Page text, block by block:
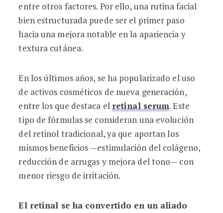
entre otros factores. Por ello, una rutina facial
bien estructurada puede ser el primer paso
hacia una mejora notable en la apariencia y
textura cutánea.
En los últimos años, se ha popularizado el uso
de activos cosméticos de nueva generación,
entre los que destaca el retinal serum. Este
tipo de fórmulas se consideran una evolución
del retinol tradicional, ya que aportan los
mismos beneficios —estimulación del colágeno,
reducción de arrugas y mejora del tono— con
menor riesgo de irritación.
El retinal se ha convertido en un aliado